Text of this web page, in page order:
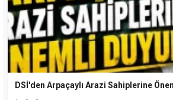
DSİ'den Arpaçaylı Arazi Sahiplerine